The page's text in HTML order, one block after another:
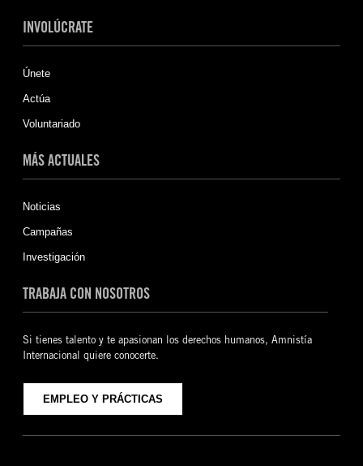
INVOLÚCRATE
Únete
Actúa
Voluntariado
MÁS ACTUALES
Noticias
Campañas
Investigación
TRABAJA CON NOSOTROS
Si tienes talento y te apasionan los derechos humanos, Amnistía
Internacional quiere conocerte.
EMPLEO Y PRÁCTICAS